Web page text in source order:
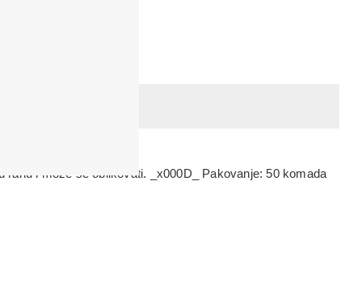
i može se oblikovati. _x000D_ Pakovanje: 50 komada